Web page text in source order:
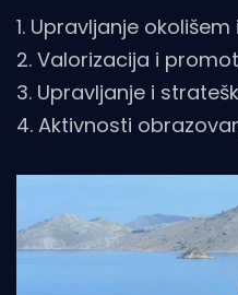
1. Upravljanje
2. Valorizacija i
3. Upravljanje i
4. Aktivnosti